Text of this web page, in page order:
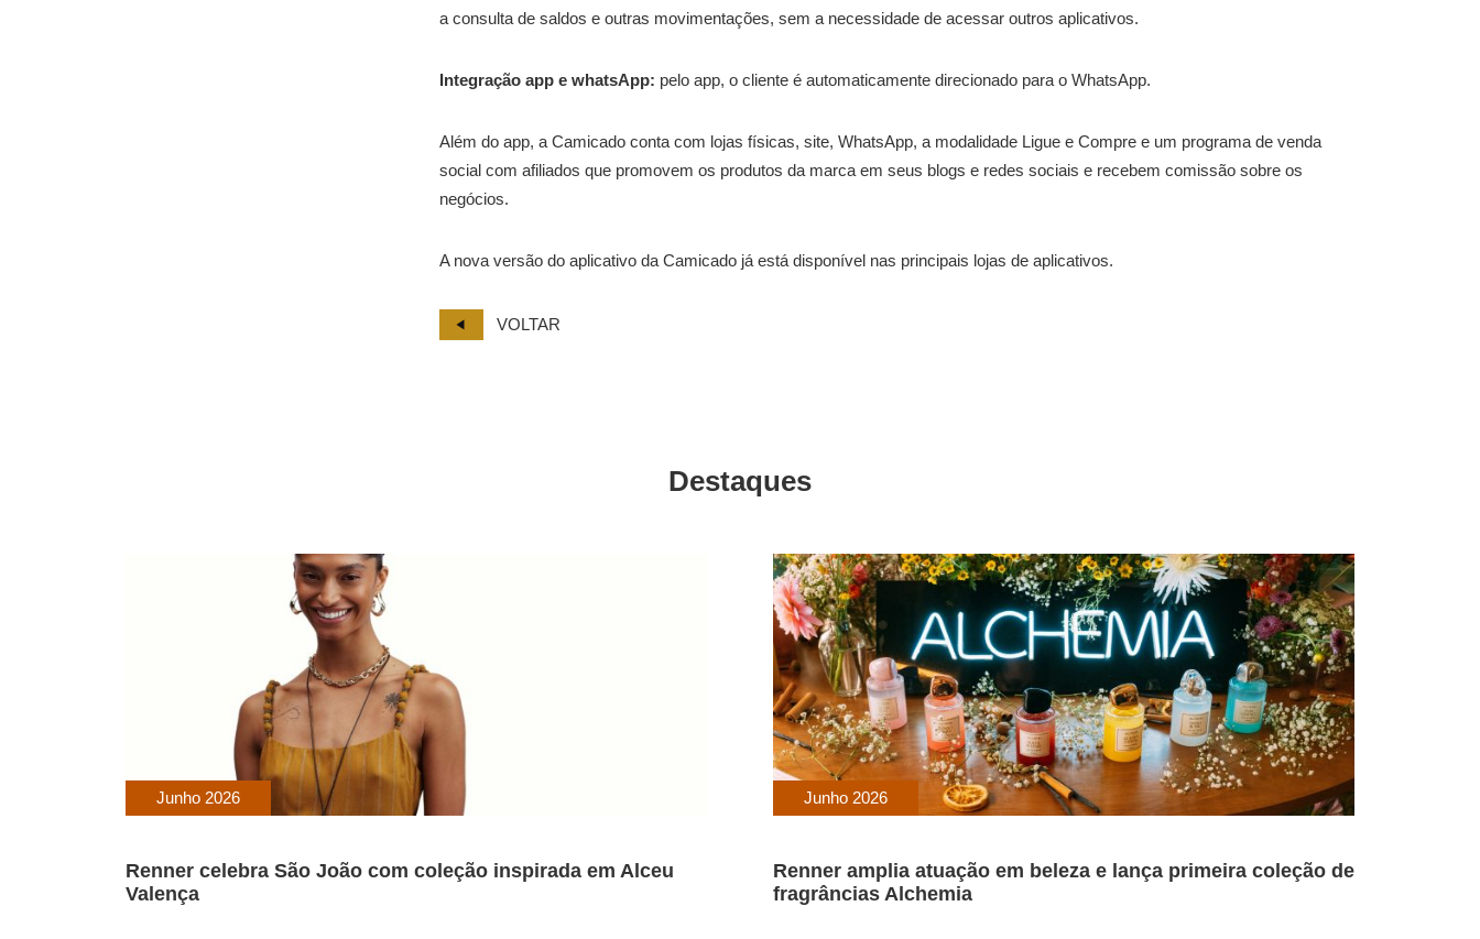
a consulta de saldos e outras movimentações, sem a necessidade de acessar outros aplicativos.
Integração app e whatsApp: pelo app, o cliente é automaticamente direcionado para o WhatsApp.
Além do app, a Camicado conta com lojas físicas, site, WhatsApp, a modalidade Ligue e Compre e um programa de venda
social com afiliados que promovem os produtos da marca em seus blogs e redes sociais e recebem comissão sobre os
negócios.
A nova versão do aplicativo da Camicado já está disponível nas principais lojas de aplicativos.
VOLTAR
Destaques
Junho 2026
Renner celebra São João com coleção inspirada em Alceu
Valença
Junho 2026
Renner amplia atuação em beleza e lança primeira coleção de
fragrâncias Alchemia